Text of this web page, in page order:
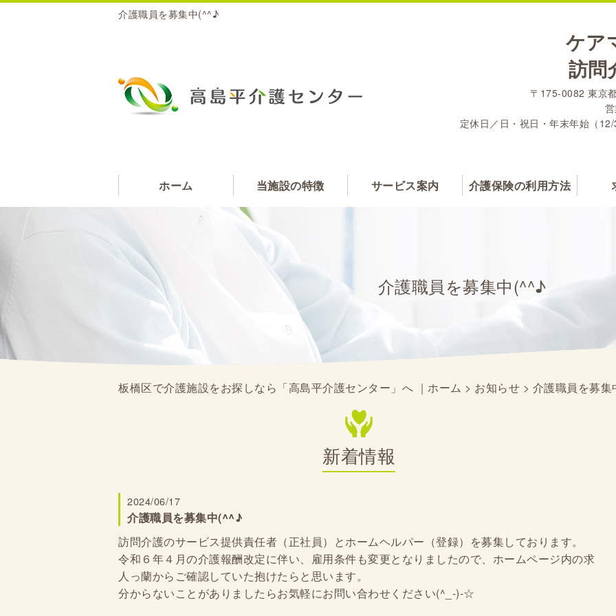
介護職員を募集中(^^♪
ケア
訪問
〒175-0082 東京
定休日／日・祝日・年末年始（
ホーム 当施設の特徴 サービス案内 介護保険の利用方法
介護職員を募集中(^^♪
板橋区で介護施設をお探しなら「高島平介護センター」へ ｜ホーム > お知らせ > 介護職員を募
新着情報
2024/06/17
介護職員を募集中(^^♪
訪問介護のサービス提供責任者（正社員）とホームヘルパー（登録）を募集しております。
令和６年４月の介護報酬改定に伴い、雇用条件も変更となりましたので、ホームページ内の求
人っ蘭からご確認していた抱けたらと思います。
分からないことがありましたらお気軽にお問い合わせください(^_-)-☆